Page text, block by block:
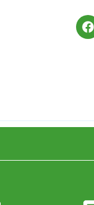
, nuestro sitio ha